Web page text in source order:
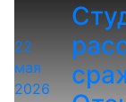
22
мая
2026